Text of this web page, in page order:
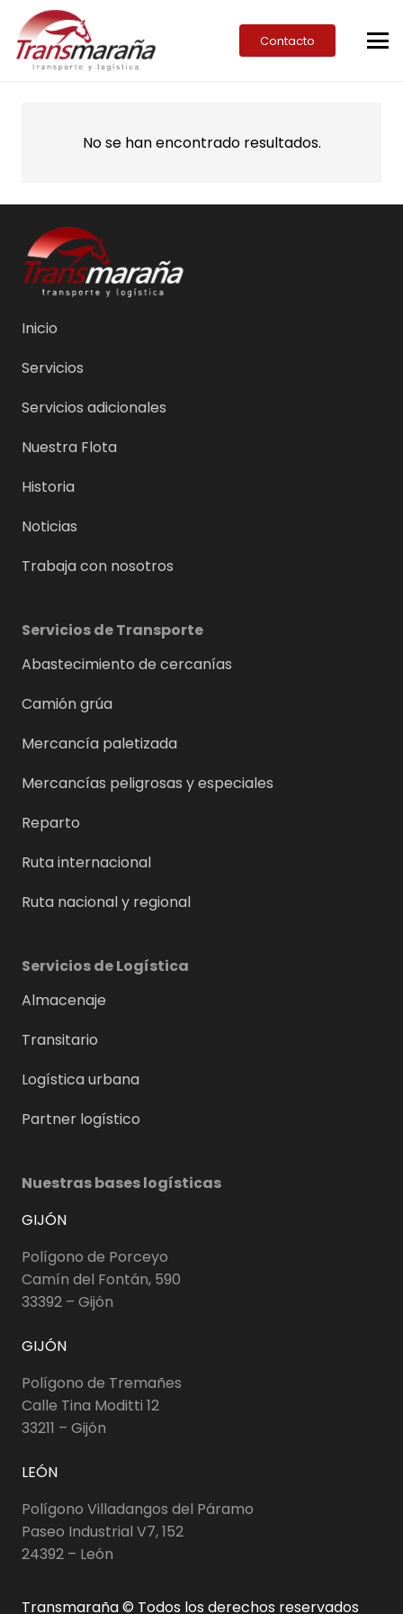
Contacto
No se han encontrado resultados.
Inicio
Servicios
Servicios adicionales
Nuestra Flota
Historia
Noticias
Trabaja con nosotros
Servicios de Transporte
Abastecimiento de cercanías
Camión grúa
Mercancía paletizada
Mercancías peligrosas y especiales
Reparto
Ruta internacional
Ruta nacional y regional
Servicios de Logística
Almacenaje
Transitario
Logística urbana
Partner logístico
Nuestras bases logísticas
GIJÓN
Polígono de Porceyo
Camín del Fontán, 590
33392 – Gijón
GIJÓN
Polígono de Tremañes
Calle Tina Moditti 12
33211 – Gijón
LEÓN
Polígono Villadangos del Páramo
Paseo Industrial V7, 152
24392 – León
Transmaraña © Todos los derechos reservados